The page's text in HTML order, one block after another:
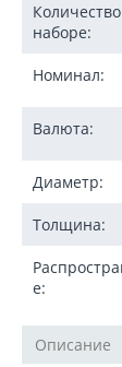
наборе:
Номинал:
Валюта:
Диаметр:
Толщина:
е:
Описание